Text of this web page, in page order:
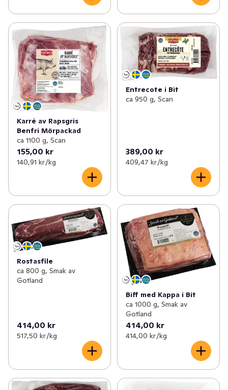
Karré av Rapsgris
Benfri Mörpackad
ca 1100 g, Scan
155,00 kr
140,91 kr /kg
Entrecote i Bit
ca 950 g, Scan
389,00 kr
409,47 kr /kg
Rostasfile
ca 800 g, Smak av
Gotland
414,00 kr
517,50 kr /kg
Biff med Kappa i Bit
ca 1000 g, Smak av
Gotland
414,00 kr
414,00 kr /kg